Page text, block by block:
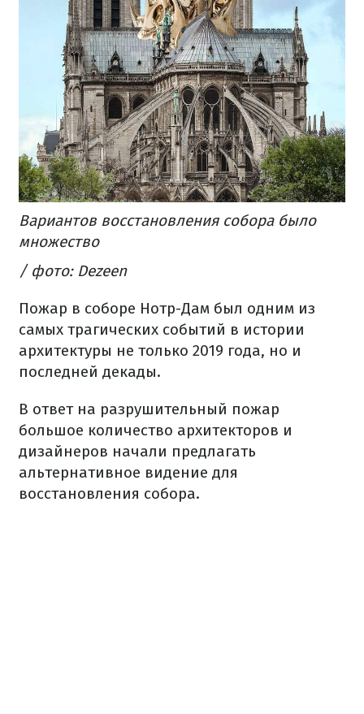
Вариантов восстановления собора было
множество
/ фото: Dezeen
Пожар в соборе Нотр-Дам был одним из
самых трагических событий в истории
архитектуры не только 2019 года, но и
последней декады.
В ответ на разрушительный пожар
большое количество архитекторов и
дизайнеров начали предлагать
альтернативное видение для
восстановления собора.